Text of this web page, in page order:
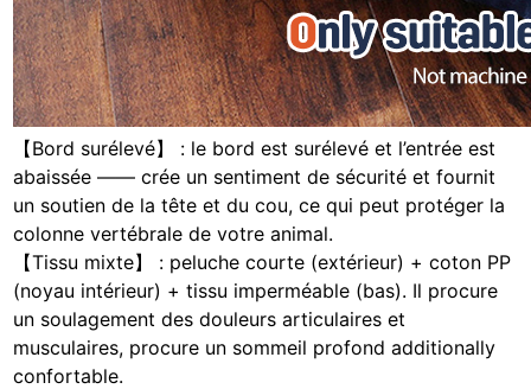
【Bord surélevé】 : le bord est surélevé et l’entrée est
abaissée —— crée un sentiment de sécurité et fournit
un soutien de la tête et du cou, ce qui peut protéger la
colonne vertébrale de votre animal.
【Tissu mixte】 : peluche courte (extérieur) + coton PP
(noyau intérieur) + tissu imperméable (bas). Il procure
un soulagement des douleurs articulaires et
musculaires, procure un sommeil profond additionally
confortable.